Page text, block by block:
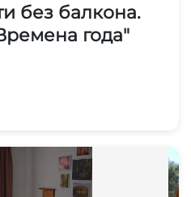
без балкона.
года"